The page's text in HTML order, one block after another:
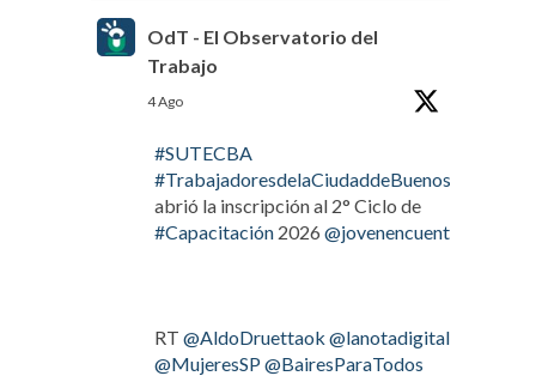
OdT - El Observatorio del
Trabajo
4 Ago
#SUTECBA
#TrabajadoresdelaCiudaddeBuenosAires
abrió la inscripción al 2° Ciclo de
#Capacitación 2026 @jovenencuentro
RT @AldoDruettaok @lanotadigital
@MujeresSP@BairesParaTodos